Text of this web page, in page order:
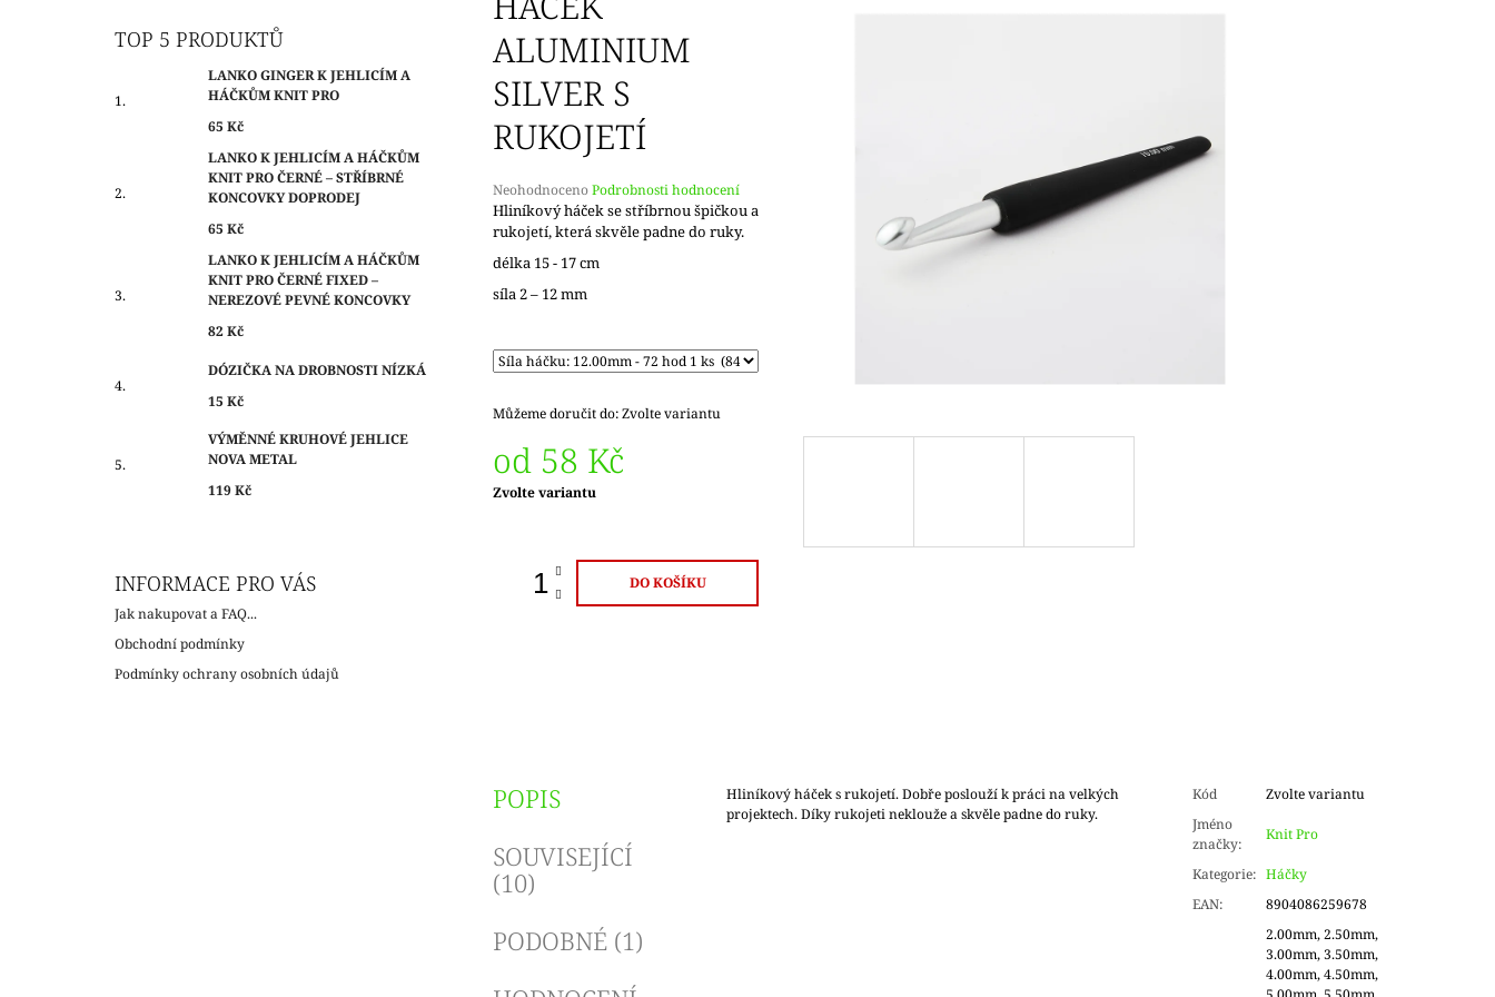
TOP 5 PRODUKTŮ
LANKO GINGER K JEHLICÍM A
HÁČKŮM KNIT PRO
65 Kč
LANKO K JEHLICÍM A HÁČKŮM
KNIT PRO ČERNÉ – STŘÍBRNÉ
KONCOVKY DOPRODEJ
65 Kč
LANKO K JEHLICÍM A HÁČKŮM
KNIT PRO ČERNÉ FIXED –
NEREZOVÉ PEVNÉ KONCOVKY
82 Kč
DÓZIČKA NA DROBNOSTI NÍZKÁ
15 Kč
VÝMĚNNÉ KRUHOVÉ JEHLICE
NOVA METAL
119 Kč
INFORMACE PRO VÁS
Jak nakupovat a FAQ...
Obchodní podmínky
Podmínky ochrany osobních údajů
ALUMINIUM
SILVER S
RUKOJETÍ
Průměrné
hodnocení
produktu
0,0
z
NeohodnocenoPodrobnosti hodnocení
Hliníkový háček se stříbrnou špičkou a
rukojetí, která skvěle padne do ruky.
délka 15 - 17 cm
síla 2 – 12 mm
Můžeme doručit do:Zvolte variantu
od 58 Kč
Měrná
Zvolte variantu
DO KOŠÍKU
POPIS
SOUVISEJÍCÍ
(10)
PODOBNÉ (1)
Hliníkový háček s rukojetí. Dobře poslouží k práci na velkých
projektech. Díky rukojeti neklouže a skvěle padne do ruky.
Kód
Zvolte variantu
Jméno
značky:
Knit Pro
Kategorie: Háčky
EAN: 8904086259678
2.00mm, 2.50mm,
3.00mm, 3.50mm,
4.00mm, 4.50mm,